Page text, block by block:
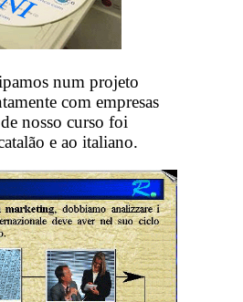
num projeto
com empresas
nosso curso foi
e ao italiano.